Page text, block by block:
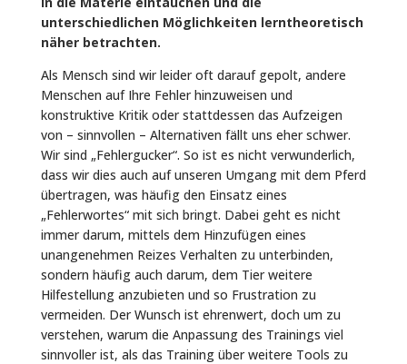
unterschiedlichen Möglichkeiten lerntheoretisch
näher betrachten.
Als Mensch sind wir leider oft darauf gepolt, andere
Menschen auf Ihre Fehler hinzuweisen und
konstruktive Kritik oder stattdessen das Aufzeigen
von – sinnvollen – Alternativen fällt uns eher schwer.
Wir sind „Fehlergucker“. So ist es nicht verwunderlich,
dass wir dies auch auf unseren Umgang mit dem Pferd
übertragen, was häufig den Einsatz eines
„Fehlerwortes“ mit sich bringt. Dabei geht es nicht
immer darum, mittels dem Hinzufügen eines
unangenehmen Reizes Verhalten zu unterbinden,
sondern häufig auch darum, dem Tier weitere
Hilfestellung anzubieten und so Frustration zu
vermeiden. Der Wunsch ist ehrenwert, doch um zu
verstehen, warum die Anpassung des Trainings viel
sinnvoller ist, als das Training über weitere Tools zu